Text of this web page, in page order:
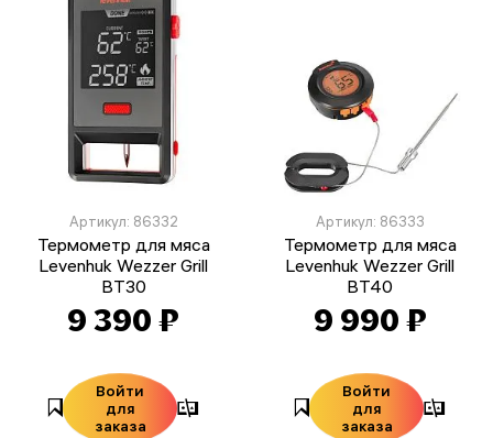
Артикул: 86332
Термометр для мяса
Levenhuk Wezzer Grill
BT30
9 390 ₽
Войти
для
заказа
Артикул: 86333
Термометр для мяса
Levenhuk Wezzer Grill
BT40
9 990 ₽
Войти
для
заказа